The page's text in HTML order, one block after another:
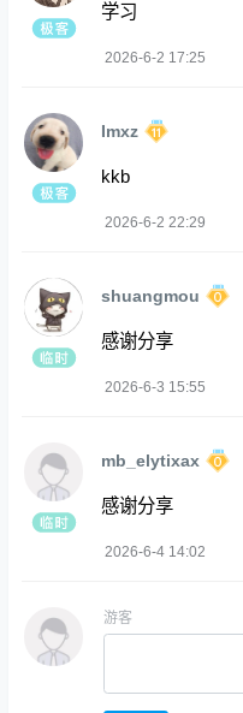
学习
2026-6-2 17:25
Imxz
kkb
2026-6-2 22:29
shuangmou
感谢分享
2026-6-3 15:55
mb_elytixax
感谢分享
2026-6-4 14:02
游客